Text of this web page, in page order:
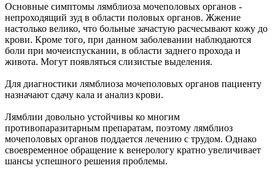
Основные симптомы лямблиоза мочеполовых органов -
непроходящий зуд в области половых органов. Жжение
настолько велико, что больные зачастую расчесывают кожу до
крови. Кроме того, при данном заболевании наблюдаются
боли при мочеиспускании, в области заднего прохода и
живота. Могут появляться слизистые выделения.
Для диагностики лямблиоза мочеполовых органов пациенту
назначают сдачу кала и анализ крови.
Лямблии довольно устойчивы ко многим
противопаразитарным препаратам, поэтому лямблиоз
мочеполовых органов поддается лечению с трудом. Однако
своевременное обращение к венерологу кратно увеличивает
шансы успешного решения проблемы.